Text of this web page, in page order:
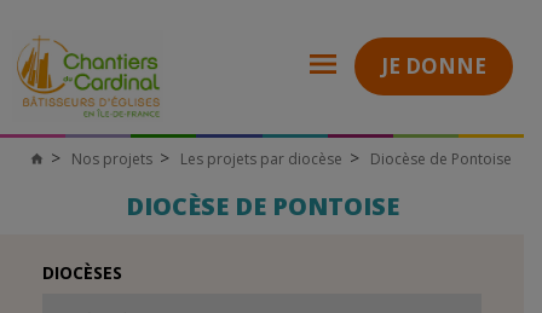
JE DONNE
Chantiers
Nos projets Les projets par diocèse Diocèse de Pontoise
DIOCÈSE DE PONTOISE
DIOCÈSES